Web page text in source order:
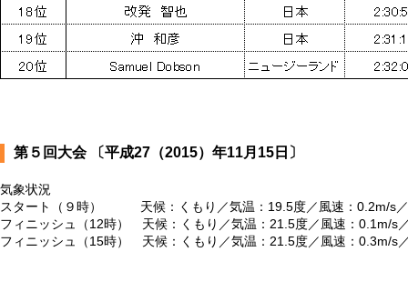
第５回大会 〔平成27（2015）年11月15日〕
気象状況
スタート（９時） 天候：くもり／気温：19.5度／風速：0.2m/s
フィニッシュ（12時） 天候：くもり／気温：21.5度／風速：0.1m/s
フィニッシュ（15時） 天候：くもり／気温：21.5度／風速：0.3m/s